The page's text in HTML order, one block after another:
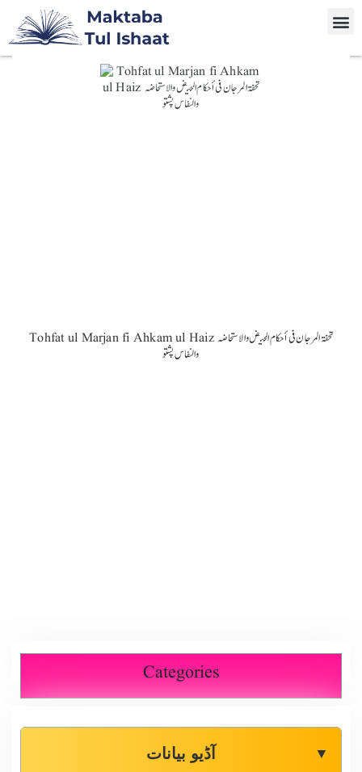
Tohfat ul Marjan fi Ahkam ul Haiz تحفۃ المرجان فی أحکام الحیض والاستحاضہ
والنفاس پشتو
Categories
آڈیو بیانات ▼